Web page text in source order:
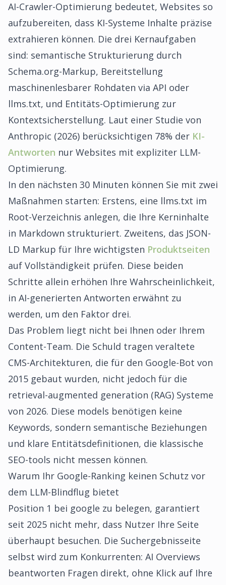
AI-Crawler-Optimierung bedeutet, Websites so
aufzubereiten, dass KI-Systeme Inhalte präzise
extrahieren können. Die drei Kernaufgaben
sind: semantische Strukturierung durch
Schema.org-Markup, Bereitstellung
maschinenlesbarer Rohdaten via API oder
llms.txt, und Entitäts-Optimierung zur
Kontextsicherstellung. Laut einer Studie von
Anthropic (2026) berücksichtigen 78% der KI-
Antworten nur Websites mit expliziter LLM-
Optimierung.
In den nächsten 30 Minuten können Sie mit zwei
Maßnahmen starten: Erstens, eine llms.txt im
Root-Verzeichnis anlegen, die Ihre Kerninhalte
in Markdown strukturiert. Zweitens, das JSON-
LD Markup für Ihre wichtigsten Produktseiten
auf Vollständigkeit prüfen. Diese beiden
Schritte allein erhöhen Ihre Wahrscheinlichkeit,
in AI-generierten Antworten erwähnt zu
werden, um den Faktor drei.
Das Problem liegt nicht bei Ihnen oder Ihrem
Content-Team. Die Schuld tragen veraltete
CMS-Architekturen, die für den Google-Bot von
2015 gebaut wurden, nicht jedoch für die
retrieval-augmented generation (RAG) Systeme
von 2026. Diese models benötigen keine
Keywords, sondern semantische Beziehungen
und klare Entitätsdefinitionen, die klassische
SEO-tools nicht messen können.
Warum Ihr Google-Ranking keinen Schutz vor
dem LLM-Blindflug bietet
Position 1 bei google zu belegen, garantiert
seit 2025 nicht mehr, dass Nutzer Ihre Seite
überhaupt besuchen. Die Suchergebnisseite
selbst wird zum Konkurrenten: AI Overviews
beantworten Fragen direkt, ohne Klick auf Ihre